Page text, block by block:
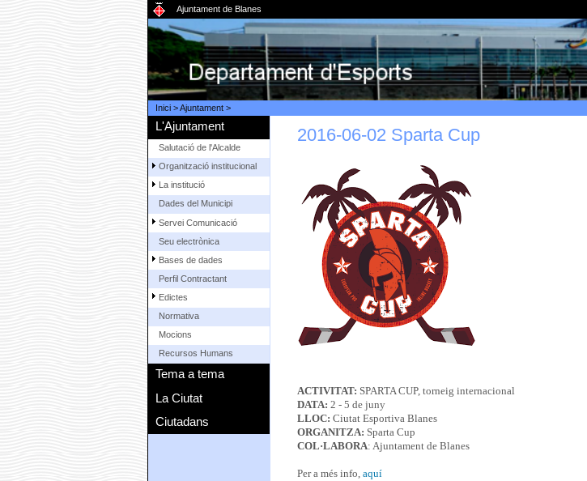
Ajuntament de Blanes
Inici>Ajuntament>
L'Ajuntament
Salutació de l'Alcalde
Organització institucional
La institució
Dades del Municipi
Servei Comunicació
Seu electrònica
Bases de dades
Perfil Contractant
Edictes
Normativa
Mocions
Recursos Humans
Tema a tema
La Ciutat
Ciutadans
2016-06-02 Sparta Cup
ACTIVITAT: SPARTA CUP, torneig internacional
DATA: 2 - 5 de juny
LLOC: Ciutat Esportiva Blanes
ORGANITZA: Sparta Cup
COL·LABORA: Ajuntament de Blanes
Per a més info, aquí